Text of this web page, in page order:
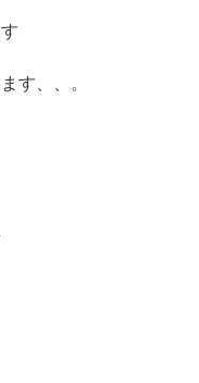
す、、。